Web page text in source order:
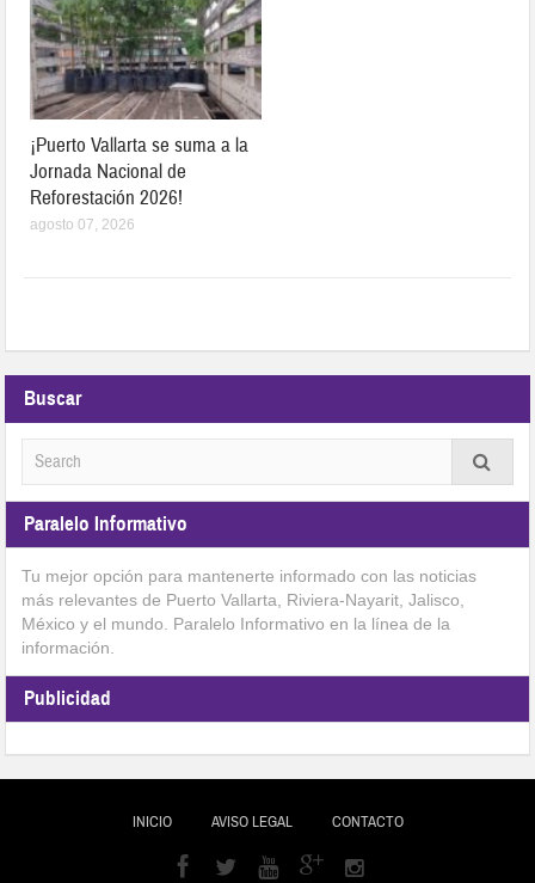
¡Puerto Vallarta se suma a la
Jornada Nacional de
Reforestación 2026!
agosto 07, 2026
Buscar
Paralelo Informativo
Tu mejor opción para mantenerte informado con las noticias
más relevantes de Puerto Vallarta, Riviera-Nayarit, Jalisco,
México y el mundo. Paralelo Informativo en la línea de la
información.
Publicidad
INICIO AVISO LEGAL CONTACTO